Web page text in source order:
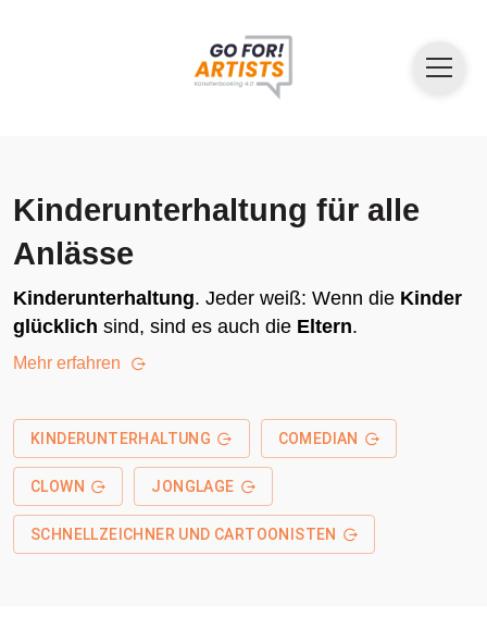
Kinderunterhaltung für alle
Anlässe
Kinderunterhaltung. Jeder weiß: Wenn die Kinder
glücklich sind, sind es auch die Eltern.
Mehr erfahren
KINDERUNTERHALTUNG COMEDIAN
CLOWN JONGLAGE
SCHNELLZEICHNER UND CARTOONISTEN